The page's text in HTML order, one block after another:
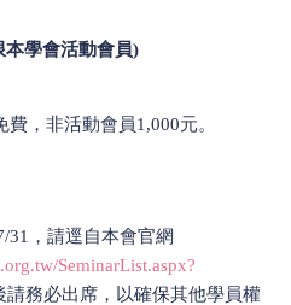
本學會活動會員)
，非活動會員1,000元。
31，請逕自本會官網
SeminarList.aspx?
請務必出席，以確保其他學員權